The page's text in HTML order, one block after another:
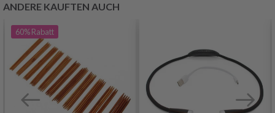
ANDERE KAUFTEN AUCH
60%Rabatt